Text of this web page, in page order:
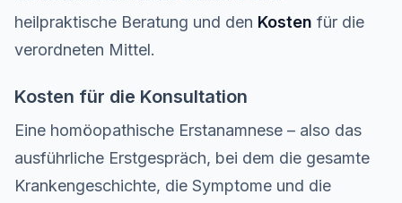
heilpraktische Beratung und den Kosten für die
verordneten Mittel.
Kosten für die Konsultation
Eine homöopathische Erstanamnese – also das
ausführliche Erstgespräch, bei dem die gesamte
Krankengeschichte, die Symptome und die